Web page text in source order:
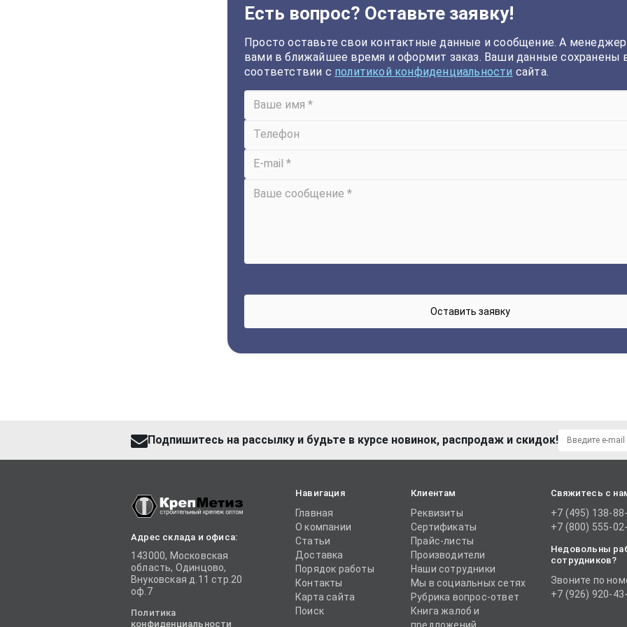
Есть вопрос? Оставьте заявку!
Просто оставьте свои контактные данные и сообщение. А
вами в ближайшее время и оформит заказ. Ваши данные сохранены
соответствии с политикой конфиденциальности сайта.
Подпишитесь на рассылку и будьте в курсе новинок, распродаж и скидок!
Адрес склада и офиса:
143000, Московская
область, Одинцово,
Внуковская д.11 стр.20
оф.7
Политика
конфиденциальности
Навигация
Главная
О компании
Статьи
Доставка
Порядок работы
Контакты
Карта сайта
Поиск
Клиентам
Реквизиты
Сертификаты
Прайс-листы
Производители
Наши сотрудники
Мы в социальных сетях
Рубрика вопрос-ответ
Книга жалоб и
Свяжитесь с
+7 (495) 138-
+7 (800) 555-
Недовольны
сотрудников?
Звоните по
+7 (926) 920-